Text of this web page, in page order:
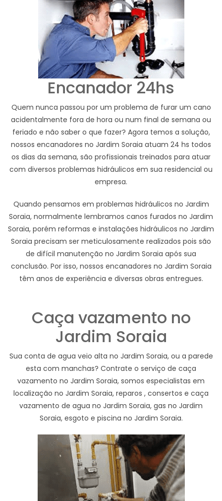
Encanador 24hs
Quem nunca passou por um problema de furar um cano
acidentalmente fora de hora ou num final de semana ou
feriado e não saber o que fazer? Agora temos a solução,
nossos encanadores no Jardim Soraia atuam 24 hs todos
os dias da semana, são profissionais treinados para atuar
com diversos problemas hidráulicos em sua residencial ou
empresa.
Quando pensamos em problemas hidráulicos no Jardim
Soraia, normalmente lembramos canos furados no Jardim
Soraia, porém reformas e instalações hidráulicos no Jardim
Soraia precisam ser meticulosamente realizados pois são
de difícil manutenção no Jardim Soraia após sua
conclusão. Por isso, nossos encanadores no Jardim Soraia
têm anos de experiência e diversas obras entregues.
Caça vazamento no
Jardim Soraia
Sua conta de agua veio alta no Jardim Soraia, ou a parede
esta com manchas? Contrate o serviço de caça
vazamento no Jardim Soraia, somos especialistas em
localização no Jardim Soraia, reparos , consertos e caça
vazamento de agua no Jardim Soraia, gas no Jardim
Soraia, esgoto e piscina no Jardim Soraia.